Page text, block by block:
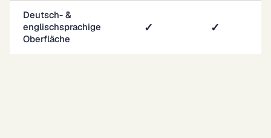
Deutsch- &
englischsprachige
Oberfläche
✓ ✓